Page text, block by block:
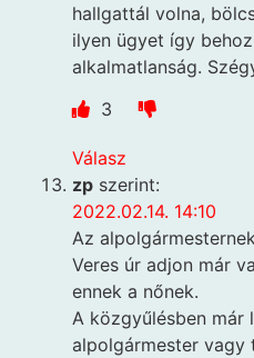
hallgattál volna,
ilyen ügyet így
alkalmatlanság.
3
Válasz
zp szerint:
2022.02.14. 14:10
Az
Veres úr adjon már
ennek a nőnek.
A közgyűlésben már
alpolgármester vagy